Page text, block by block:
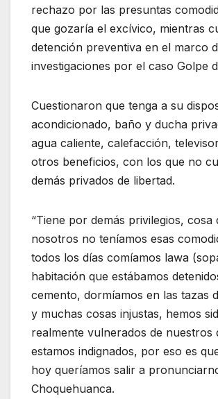
rechazo por las presuntas
que gozaría el excívico, mientras
detención preventiva en el marco
investigaciones por el caso Golpe
Cuestionaron que tenga a su
acondicionado, baño y ducha
agua caliente, calefacción,
otros beneficios, con los que no
demás privados de libertad.
“Tiene por demás privilegios, cosa
nosotros no teníamos esas
todos los días comíamos lawa
habitación que estábamos
cemento, dormíamos en las tazas
y muchas cosas injustas, hemos
realmente vulnerados de nuestros
estamos indignados, por eso es
hoy queríamos salir a
Choquehuanca.